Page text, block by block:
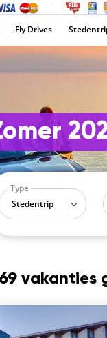
Fly Drives
Type
Stedentrip
vakanties